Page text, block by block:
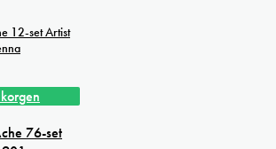
12-set Artist